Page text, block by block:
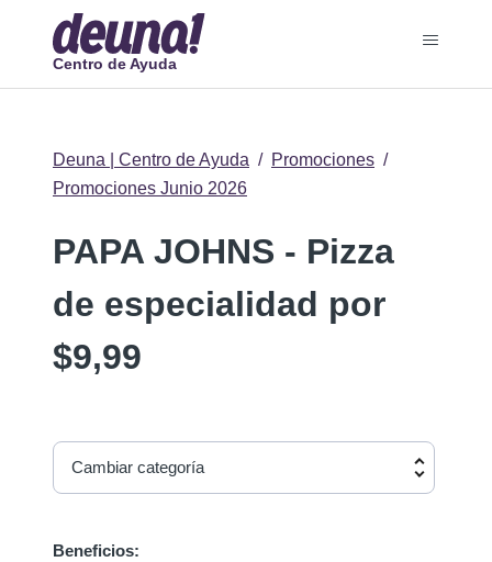
Centro de Ayuda
Deuna | Centro de Ayuda
Promociones
Promociones Junio 2026
PAPA JOHNS - Pizza
de especialidad por
$9,99
Cambiar categoría
Beneficios: